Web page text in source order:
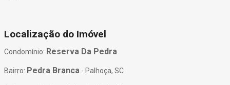
Localização do Imóvel
Condomínio: Reserva Da Pedra
Bairro: Pedra Branca - Palhoça, SC